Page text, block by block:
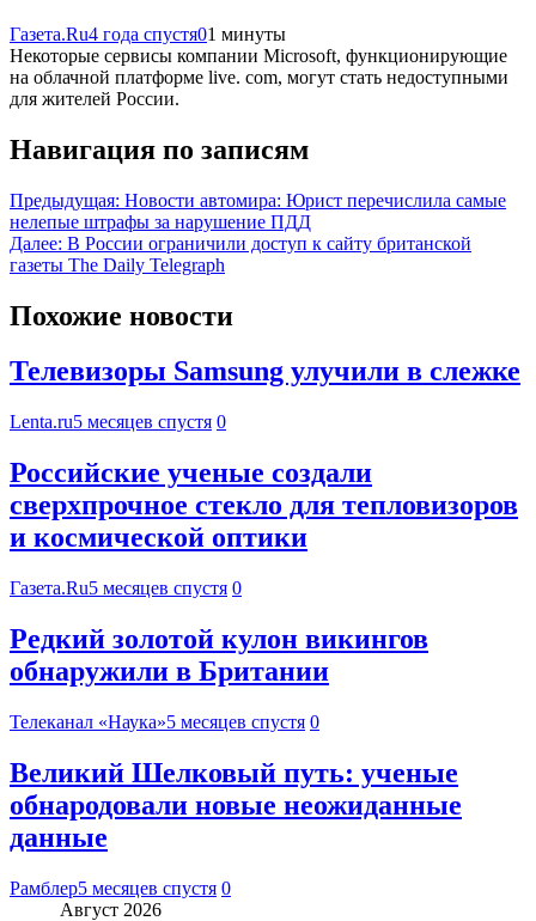
Газета.Ru4 года спустя01 минуты
Некоторые сервисы компании Microsoft, функционирующие
на облачной платформе live. com, могут стать недоступными
для жителей России.
Навигация по записям
Предыдущая: Новости автомира: Юрист перечислила самые
нелепые штрафы за нарушение ПДД
Далее: В России ограничили доступ к сайту британской
газеты The Daily Telegraph
Похожие новости
Телевизоры Samsung улучили в слежке
Lenta.ru5 месяцев спустя 0
Российские ученые создали
сверхпрочное стекло для тепловизоров
и космической оптики
Газета.Ru5 месяцев спустя 0
Редкий золотой кулон викингов
обнаружили в Британии
Телеканал «Наука»5 месяцев спустя 0
Великий Шелковый путь: ученые
обнародовали новые неожиданные
данные
Рамблер5 месяцев спустя 0
Август 2026